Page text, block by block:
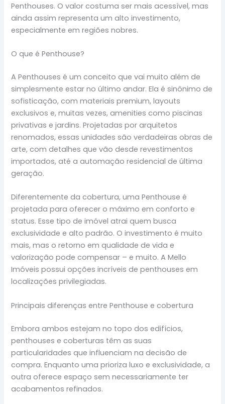
Penthouses. O valor costuma ser mais acessível, mas
ainda assim representa um alto investimento,
especialmente em regiões nobres.
O que é Penthouse?
A Penthouses é um conceito que vai muito além de
simplesmente estar no último andar. Ela é sinônimo de
sofisticação, com materiais premium, layouts
exclusivos e, muitas vezes, amenities como piscinas
privativas e jardins. Projetadas por arquitetos
renomados, essas unidades são verdadeiras obras de
arte, com detalhes que vão desde revestimentos
importados, até a automação residencial de última
geração.
Diferentemente da cobertura, uma Penthouse é
projetada para oferecer o máximo em conforto e
status. Esse tipo de imóvel atrai quem busca
exclusividade e alto padrão. O investimento é muito
mais, mas o retorno em qualidade de vida e
valorização pode compensar – e muito. A Mello
Imóveis possui opções incríveis de penthouses em
localizações privilegiadas.
Principais diferenças entre Penthouse e cobertura
Embora ambos estejam no topo dos edifícios,
penthouses e coberturas têm as suas
particularidades que influenciam na decisão de
compra. Enquanto uma prioriza luxo e exclusividade, a
outra oferece espaço sem necessariamente ter
acabamentos refinados.